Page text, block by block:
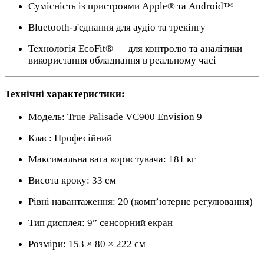
Сумісність із пристроями Apple® та Android™
Bluetooth-з'єднання для аудіо та трекінгу
Технологія EcoFit® — для контролю та аналітики
використання обладнання в реальному часі
Технічні характеристики:
Модель: True Palisade VC900 Envision 9
Клас: Професійний
Максимальна вага користувача: 181 кг
Висота кроку: 33 см
Рівні навантаження: 20 (комп’ютерне регулювання)
Тип дисплея: 9” сенсорний екран
Розміри: 153 × 80 × 222 см